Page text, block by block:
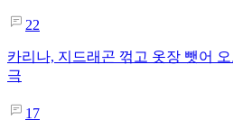
22
카리나, 지드래곤 꺾고 옷장 뺏어
극
17